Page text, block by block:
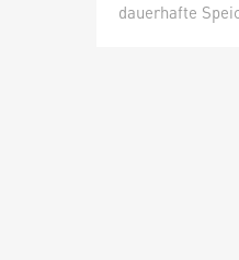
dauerhafte